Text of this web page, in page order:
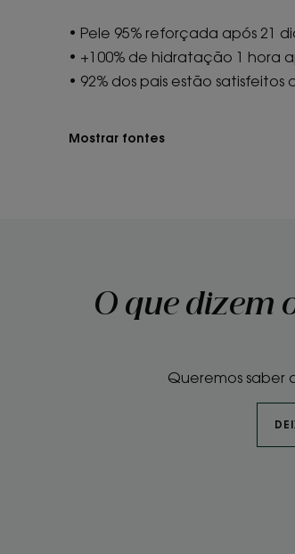
• Pele 95% reforçada após 21
• +100% de hidratação 1 hora
• 92% dos pais estão satisfeitos
Mostrar fontes
O que dizem
Queremos saber